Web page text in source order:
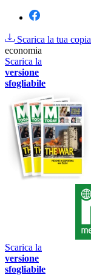
Scarica la tua copia
economia
Scarica la
versione
sfogliabile
Scarica la
versione
sfogliabile